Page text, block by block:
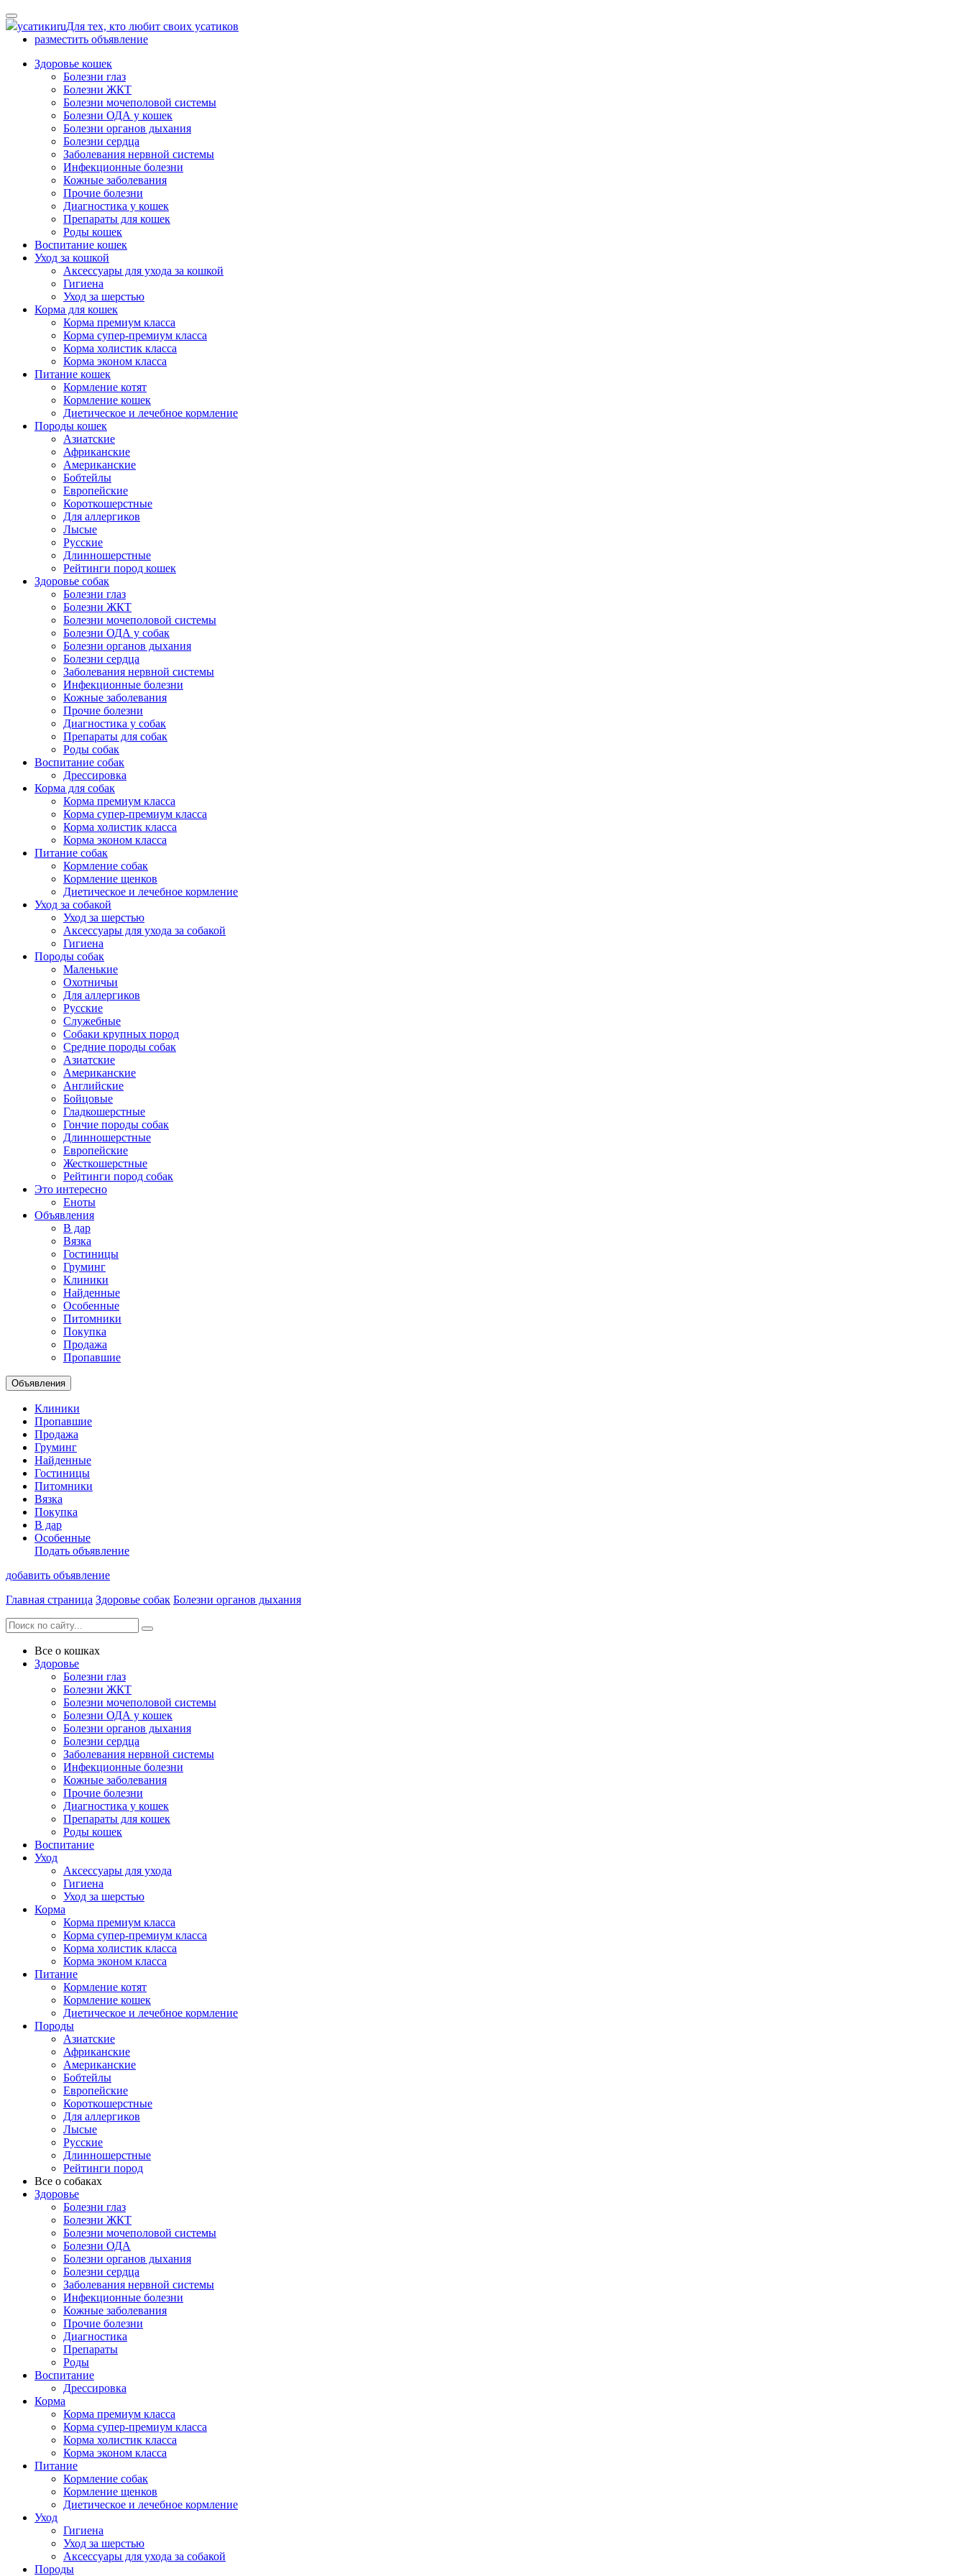
Skip
to
content
усатикиruДля тех, кто любит своих усатиков
разместить объявление
Здоровье кошек
Болезни глаз
Болезни ЖКТ
Болезни мочеполовой системы
Болезни ОДА у кошек
Болезни органов дыхания
Болезни сердца
Заболевания нервной системы
Инфекционные болезни
Кожные заболевания
Прочие болезни
Диагностика у кошек
Препараты для кошек
Роды кошек
Воспитание кошек
Уход за кошкой
Аксессуары для ухода за кошкой
Гигиена
Уход за шерстью
Корма для кошек
Корма премиум класса
Корма супер-премиум класса
Корма холистик класса
Корма эконом класса
Питание кошек
Кормление котят
Кормление кошек
Диетическое и лечебное кормление
Породы кошек
Азиатские
Африканские
Американские
Бобтейлы
Европейские
Короткошерстные
Для аллергиков
Лысые
Русские
Длинношерстные
Рейтинги пород кошек
Здоровье собак
Болезни глаз
Болезни ЖКТ
Болезни мочеполовой системы
Болезни ОДА у собак
Болезни органов дыхания
Болезни сердца
Заболевания нервной системы
Инфекционные болезни
Кожные заболевания
Прочие болезни
Диагностика у собак
Препараты для собак
Роды собак
Воспитание собак
Дрессировка
Корма для собак
Корма премиум класса
Корма супер-премиум класса
Корма холистик класса
Корма эконом класса
Питание собак
Кормление собак
Кормление щенков
Диетическое и лечебное кормление
Уход за собакой
Уход за шерстью
Аксессуары для ухода за собакой
Гигиена
Породы собак
Маленькие
Охотничьи
Для аллергиков
Русские
Служебные
Собаки крупных пород
Средние породы собак
Азиатские
Американские
Английские
Бойцовые
Гладкошерстные
Гончие породы собак
Длинношерстные
Европейские
Жесткошерстные
Рейтинги пород собак
Это интересно
Еноты
Объявления
В дар
Вязка
Гостиницы
Груминг
Клиники
Найденные
Особенные
Питомники
Покупка
Продажа
Пропавшие
Объявления
Клиники
Пропавшие
Продажа
Груминг
Найденные
Гостиницы
Питомники
Вязка
Покупка
В дар
Особенные
Подать объявление
добавить объявление
Главная страница Здоровье собак Болезни органов дыхания
Все о кошках
Здоровье
Болезни глаз
Болезни ЖКТ
Болезни мочеполовой системы
Болезни ОДА у кошек
Болезни органов дыхания
Болезни сердца
Заболевания нервной системы
Инфекционные болезни
Кожные заболевания
Прочие болезни
Диагностика у кошек
Препараты для кошек
Роды кошек
Воспитание
Уход
Аксессуары для ухода
Гигиена
Уход за шерстью
Корма
Корма премиум класса
Корма супер-премиум класса
Корма холистик класса
Корма эконом класса
Питание
Кормление котят
Кормление кошек
Диетическое и лечебное кормление
Породы
Азиатские
Африканские
Американские
Бобтейлы
Европейские
Короткошерстные
Для аллергиков
Лысые
Русские
Длинношерстные
Рейтинги пород
Все о собаках
Здоровье
Болезни глаз
Болезни ЖКТ
Болезни мочеполовой системы
Болезни ОДА
Болезни органов дыхания
Болезни сердца
Заболевания нервной системы
Инфекционные болезни
Кожные заболевания
Прочие болезни
Диагностика
Препараты
Роды
Воспитание
Дрессировка
Корма
Корма премиум класса
Корма супер-премиум класса
Корма холистик класса
Корма эконом класса
Питание
Кормление собак
Кормление щенков
Диетическое и лечебное кормление
Уход
Гигиена
Уход за шерстью
Аксессуары для ухода за собакой
Породы